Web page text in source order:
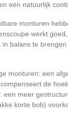
een natuurlijk
monturen
werkt
balans te
monturen: een
de
een meer
korte bob)